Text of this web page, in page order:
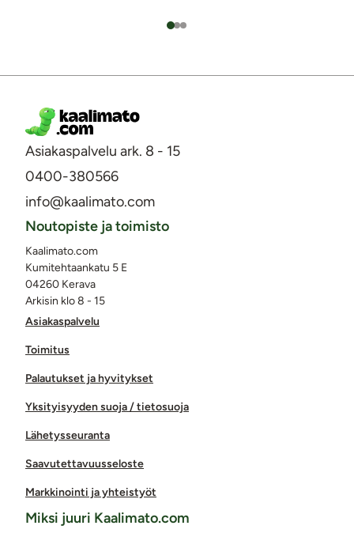
Asiakaspalvelu ark. 8 - 15
0400-380566
info@kaalimato.com
Asiakaspalvelu
Toimitus
Palautukset ja hyvitykset
Yksityisyyden suoja / tietosuoja
Lähetysseuranta
Saavutettavuusseloste
Markkinointi ja yhteistyöt
Noutopiste ja toimisto
Kaalimato.com
Kumitehtaankatu 5 E
04260 Kerava
Arkisin klo 8 - 15
Miksi juuri Kaalimato.com